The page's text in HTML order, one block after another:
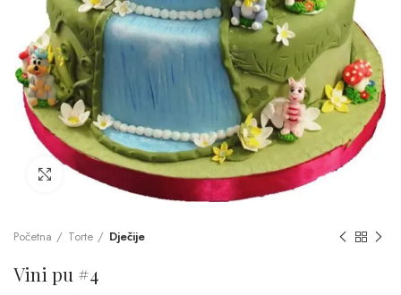
Click to enlarge
Početna Torte Dječije
Vini pu #4